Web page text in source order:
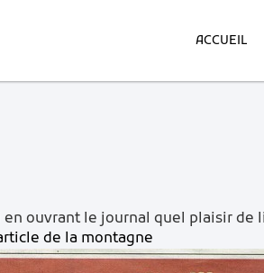
ACCUEIL
en ouvrant le journal quel plaisir de
de la montagne